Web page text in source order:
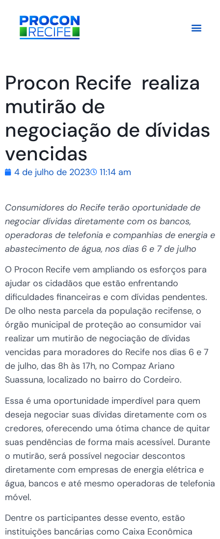
Procon Recife realiza
mutirão de
negociação de dívidas
vencidas
4 de julho de 2023 11:14 am
Consumidores do Recife terão oportunidade de
negociar dívidas diretamente com os bancos,
operadoras de telefonia e companhias de energia e
abastecimento de água, nos dias 6 e 7 de julho
O Procon Recife vem ampliando os esforços para
ajudar os cidadãos que estão enfrentando
dificuldades financeiras e com dívidas pendentes.
De olho nesta parcela da população recifense, o
órgão municipal de proteção ao consumidor vai
realizar um mutirão de negociação de dívidas
vencidas para moradores do Recife nos dias 6 e 7
de julho, das 8h às 17h, no Compaz Ariano
Suassuna, localizado no bairro do Cordeiro.
Essa é uma oportunidade imperdível para quem
deseja negociar suas dívidas diretamente com os
credores, oferecendo uma ótima chance de quitar
suas pendências de forma mais acessível. Durante
o mutirão, será possível negociar descontos
diretamente com empresas de energia elétrica e
água, bancos e até mesmo operadoras de telefonia
móvel.
Dentre os participantes desse evento, estão
instituições bancárias como Caixa Econômica